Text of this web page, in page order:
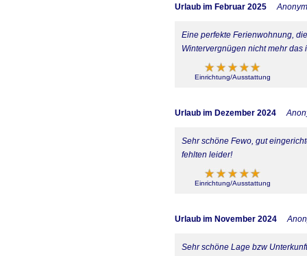
Urlaub im Februar 2025 Anonym
Eine perfekte Ferienwohnung,
Wintervergnügen nicht mehr das
Einrichtung/Ausstattung
Urlaub im Dezember 2024
Sehr schöne Fewo, gut
fehlten leider!
Einrichtung/Ausstattung
Urlaub im November 2024
Sehr schöne Lage bzw